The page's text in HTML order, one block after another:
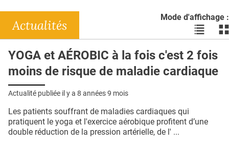
DOSSIERS
RÉSEAUX
E-REVUE SAD
QUI SOMMES-NOUS ?
Mode d'affichage :
Voir
les
en
liste
les
Actualités
YOGA et AÉROBIC à la fois c'est 2 fois
moins de risque de maladie cardiaque
Actualité publiée il y a 8 années 9 mois
Les patients souffrant de maladies cardiaques qui
pratiquent le yoga et l'exercice aérobique profitent d’une
double réduction de la pression artérielle, de l' ...